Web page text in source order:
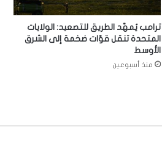
ترامب يُمهّد الطريق للتصعيد: الولايات
المتحدة تنقل قوّات ضخمة إلى الشرق
الأوسط
منذ أسبوعين